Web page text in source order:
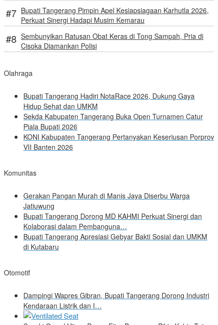
Bupati Tangerang Pimpin Apel Kesiapsiagaan Karhutla 2026,
Perkuat Sinergi Hadapi Musim Kemarau
Sembunyikan Ratusan Obat Keras di Tong Sampah, Pria di
Cisoka Diamankan Polisi
Olahraga
Bupati Tangerang Hadiri NotaRace 2026, Dukung Gaya
Hidup Sehat dan UMKM
Sekda Kabupaten Tangerang Buka Open Turnamen Catur
Piala Bupati 2026
KONI Kabupaten Tangerang Pertanyakan Keseriusan Porprov
VII Banten 2026
Komunitas
Gerakan Pangan Murah di Manis Jaya Diserbu Warga
Jatiuwung
Bupati Tangerang Dorong MD KAHMI Perkuat Sinergi dan
Kolaborasi dalam Pembanguna…
Bupati Tangerang Apresiasi Gebyar Bakti Sosial dan UMKM
di Kutabaru
Otomotif
Dampingi Wapres Gibran, Bupati Tangerang Dorong Industri
Kendaraan Listrik dan I…